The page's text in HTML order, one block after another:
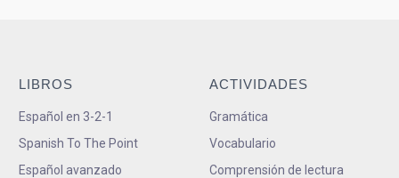
LIBROS
Español en 3-2-1
Spanish To The Point
Español avanzado
ACTIVIDADES
Gramática
Vocabulario
Comprensión de lectura